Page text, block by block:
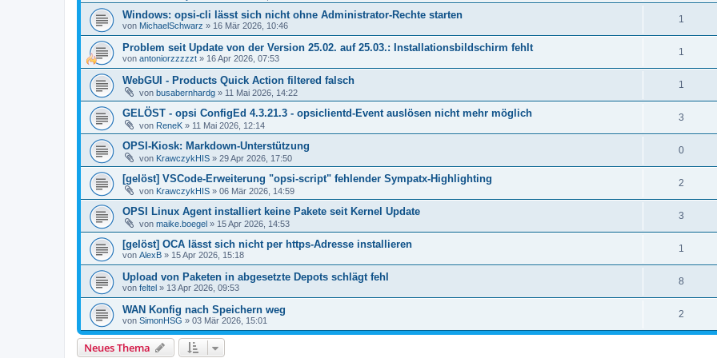
Windows: opsi-cli lässt sich nicht ohne Administrator-Rechte starten
von MichaelSchwarz » 16 Mär 2026, 10:46
1
Problem seit Update von der Version 25.02. auf 25.03.: Installationsbildschirm fehlt
von antoniorzzzzzt » 16 Apr 2026, 07:53
1
WebGUI - Products Quick Action filtered falsch
von busabernhardg » 11 Mai 2026, 14:22
1
GELÖST - opsi ConfigEd 4.3.21.3 - opsiclientd-Event auslösen nicht mehr möglich
von ReneK » 11 Mai 2026, 12:14
3
OPSI-Kiosk: Markdown-Unterstützung
von KrawczykHIS » 29 Apr 2026, 17:50
0
[gelöst] VSCode-Erweiterung "opsi-script" fehlender Sympatx-Highlighting
von KrawczykHIS » 06 Mär 2026, 14:59
2
OPSI Linux Agent installiert keine Pakete seit Kernel Update
von maike.boegel » 15 Apr 2026, 14:53
3
[gelöst] OCA lässt sich nicht per https-Adresse installieren
von AlexB » 15 Apr 2026, 15:18
1
Upload von Paketen in abgesetzte Depots schlägt fehl
von feltel » 13 Apr 2026, 09:53
8
WAN Konfig nach Speichern weg
von SimonHSG » 03 Mär 2026, 15:01
2
Neues Thema